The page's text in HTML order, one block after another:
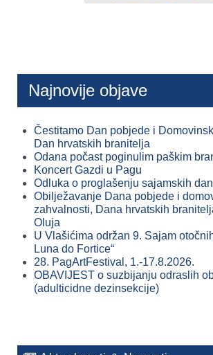
Najnovije objave
Čestitamo Dan pobjede i
Dan hrvatskih branitelja
Odana počast poginulim paškim
Koncert Gazdi u Pagu
Odluka o proglašenju sajamskih
Obilježavanje Dana pobjede i
zahvalnosti, Dana hrvatskih
Oluja
U Vlašićima održan 9. Sajam
Luna do Fortice“
28. PagArtFestival, 1.-17.8.2026.
OBAVIJEST o suzbijanju odraslih
(adulticidne dezinsekcije)